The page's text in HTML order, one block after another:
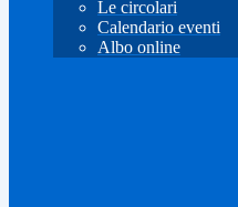
Le circolari
Calendario eventi
Albo online